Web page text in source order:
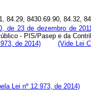
8430.69.90, 84.32,
de 23 de dezembro de
- PIS/Pasep e da
de 2014)
(Vide Lei
Lei nº 12.973, de 2014)